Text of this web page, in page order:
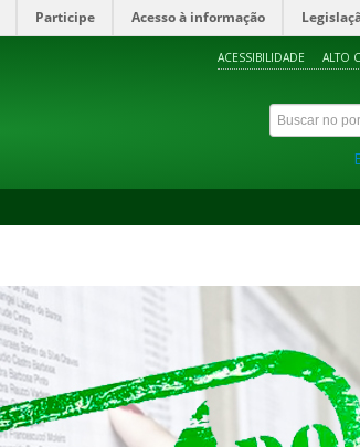
Participe Acesso à informação
ACESSIBILIDADE ALTO